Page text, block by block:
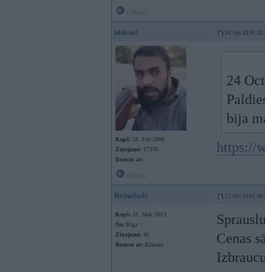
uldens1 24. Oct 2019,
Kopš: 28. Feb 2008
Ziņojumi: 17376
Braucu ar:
24
bija
https://
Reinabols 27. Oct 2019,
Kopš: 31. May 2013
No: Rīga
Ziņojumi: 42
Braucu ar: Klasiku
Cenas